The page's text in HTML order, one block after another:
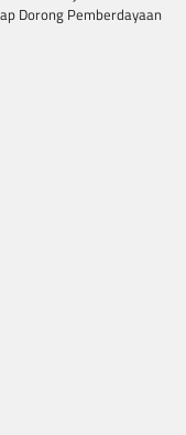
Dorong Pemberdayaan